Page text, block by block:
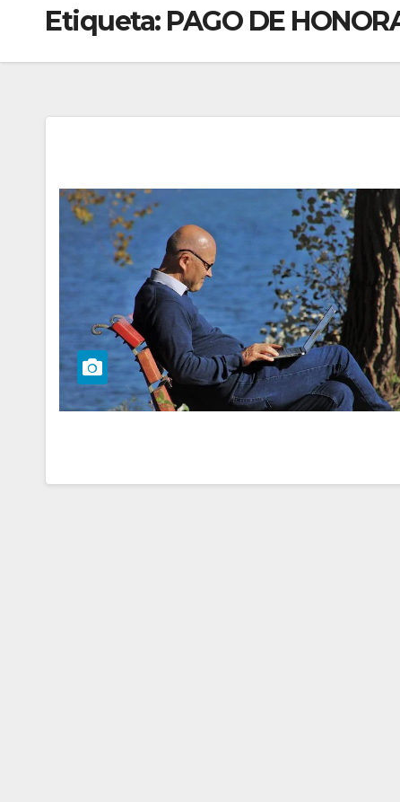
Etiqueta: PAGO DE